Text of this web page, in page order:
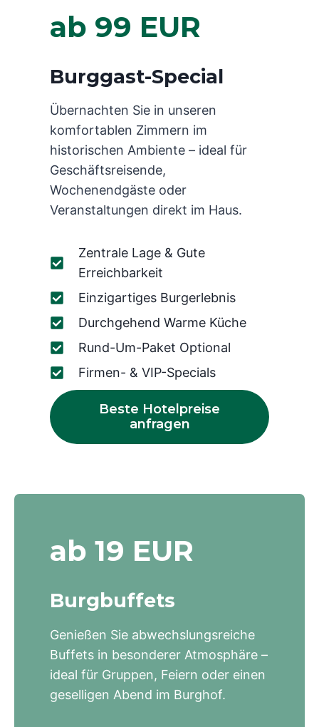
ab 99 EUR
Burggast-Special
Übernachten Sie in unseren
komfortablen Zimmern im
historischen Ambiente – ideal für
Geschäftsreisende,
Wochenendgäste oder
Veranstaltungen direkt im Haus.
Zentrale Lage & Gute
Erreichbarkeit
Einzigartiges Burgerlebnis
Durchgehend Warme Küche
Rund-Um-Paket Optional
Firmen- & VIP-Specials
Beste Hotelpreise
anfragen
ab 19 EUR
Burgbuffets
Genießen Sie abwechslungsreiche
Buffets in besonderer Atmosphäre –
ideal für Gruppen, Feiern oder einen
geselligen Abend im Burghof.